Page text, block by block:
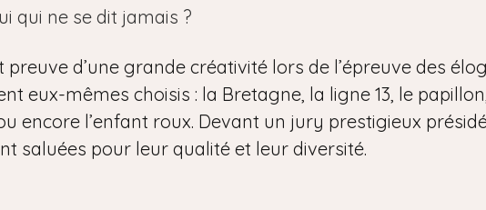
qui ne se dit jamais ?
d’une grande créativité lors de l’épreuve des
eux-mêmes choisis : la Bretagne, la ligne 13, le
encore l’enfant roux. Devant un jury prestigieux
saluées pour leur qualité et leur diversité.